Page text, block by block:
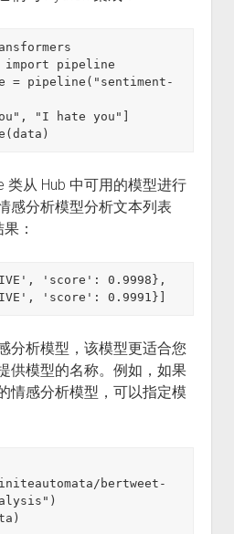
import pipeline
= pipeline("sentiment-
"I hate you"]
类从 Hub 中可用的模型进行
感分析模型分析文本列表
：
'score': 0.9998},
'score': 0.9991}]
分析模型，该模型更适合您
供模型的名称。例如，如果
情感分析模型，可以指定模
bertweet-